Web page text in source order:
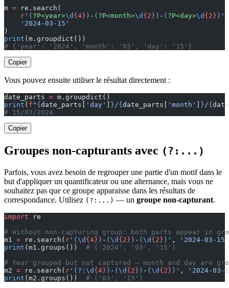
m = re.search(
    r
' ( ?P<year>\d {4} ) - ( ?P<month>\d {2} ) - ( ?P<day>\d {2} ) ' ,
    '2024-03-15'
)
print (m.groupdict())
# {'year': '2024', 'month': '03', 'day': '15'}
Copier
Vous pouvez ensuite utiliser le résultat directement :
date_parts = m.groupdict()
print ( f " { date_parts[ 'day' } /{ date_parts[ 'month' } /{
# 15/03/2024
Copier
Groupes non-capturants avec (?:...)
Parfois, vous avez besoin de regrouper une partie d'un motif dans le
but d'appliquer un quantificateur ou une alternance, mais vous ne
souhaitez pas que ce groupe apparaisse dans les résultats de
correspondance. Utilisez (?:...) — un groupe non-capturant.
import re
# Without non-capturing group: both parts appear in
m1 = re.search( r ' (\d {4} ) - (\d {2} ) - (\d {2} ) ' ,
'2024-03-15'
print (m1.groups()) # ('2024', '03', '15')
# Year grouped but not captured — month and day are
m2 = re.search( r ' (?:\d {4} ) - (\d {2} ) - (\d {2} ) ' ,
'2024-03-
print (m2.groups()) # ('03', '15')